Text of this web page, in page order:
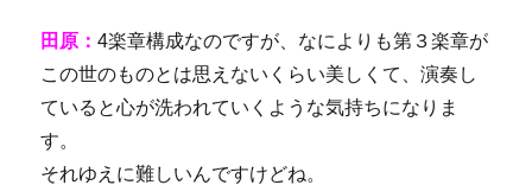
田原：4楽章構成なのですが、 なによりも第３楽章が
この世のものとは思えないくらい美しくて、演奏し
ていると心が洗われていくような気持ちになりま
す。
それゆえに難しいんですけどね。